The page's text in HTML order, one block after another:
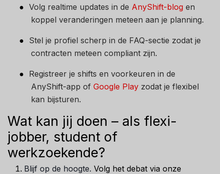
● Volg realtime updates in de AnyShift-blog en
koppel veranderingen meteen aan je planning.
● Stel je profiel scherp in de FAQ-sectie zodat je
contracten meteen compliant zijn.
● Registreer je shifts en voorkeuren in de
AnyShift-app of Google Play zodat je flexibel
kan bijsturen.
Wat kan jij doen – als flexi-
jobber, student of
werkzoekende?
Blijf op de hoogte. Volg het debat via onze